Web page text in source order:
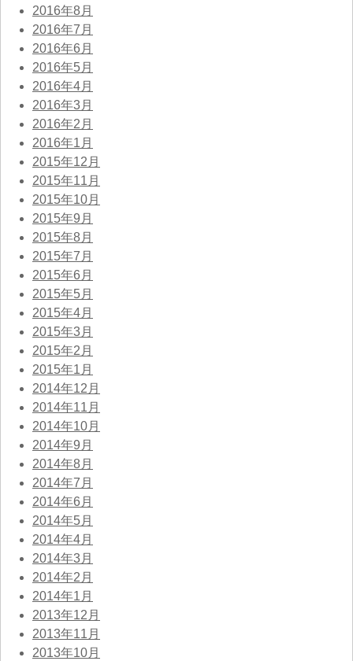
2016年8月
2016年7月
2016年6月
2016年5月
2016年4月
2016年3月
2016年2月
2016年1月
2015年12月
2015年11月
2015年10月
2015年9月
2015年8月
2015年7月
2015年6月
2015年5月
2015年4月
2015年3月
2015年2月
2015年1月
2014年12月
2014年11月
2014年10月
2014年9月
2014年8月
2014年7月
2014年6月
2014年5月
2014年4月
2014年3月
2014年2月
2014年1月
2013年12月
2013年11月
2013年10月